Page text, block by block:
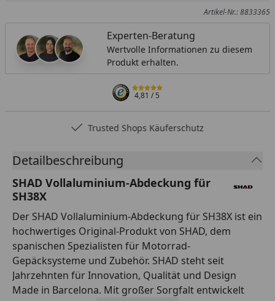
Artikel-Nr.: 8833365
Experten-Beratung
Wertvolle Informationen zu diesem
Produkt erhalten.
4,81/ 5
Trusted Shops Käuferschutz
Detailbeschreibung
SHAD Vollaluminium-Abdeckung für
SH38X
Der SHAD Vollaluminium-Abdeckung für SH38X ist ein
hochwertiges Original-Produkt von SHAD, dem
spanischen Spezialisten für Motorrad-
Gepäcksysteme und Zubehör. SHAD steht seit
Jahrzehnten für Innovation, Qualität und Design
Made in Barcelona. Mit großer Sorgfalt entwickelt